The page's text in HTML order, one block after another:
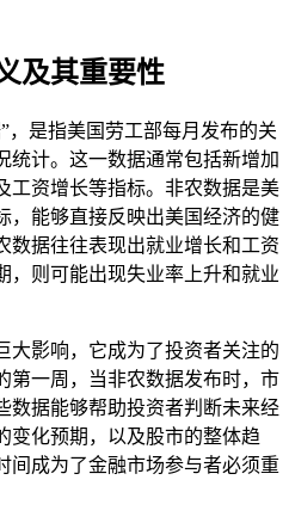
及其重要性
，是指美国劳工部每月发布的关
统计。这一数据通常包括新增加
工资增长等指标。非农数据是美
，能够直接反映出美国经济的健
数据往往表现出就业增长和工资
，则可能出现失业率上升和就业
大影响，它成为了投资者关注的
第一周，当非农数据发布时，市
数据能够帮助投资者判断未来经
变化预期，以及股市的整体趋
间成为了金融市场参与者必须重